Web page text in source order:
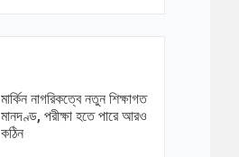
মার্কিন নাগরিকত্বে নতুন শিক্ষাগত
মানদণ্ড, পরীক্ষা হতে পারে আরও
কঠিন